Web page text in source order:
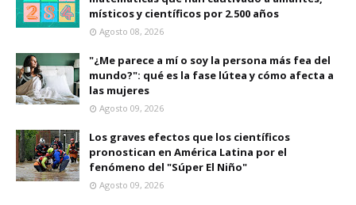
místicos y científicos por 2.500 años
Agosto 08, 2026
"¿Me parece a mí o soy la persona más fea del
mundo?": qué es la fase lútea y cómo afecta a
las mujeres
Agosto 09, 2026
Los graves efectos que los científicos
pronostican en América Latina por el
fenómeno del "Súper El Niño"
Agosto 09, 2026